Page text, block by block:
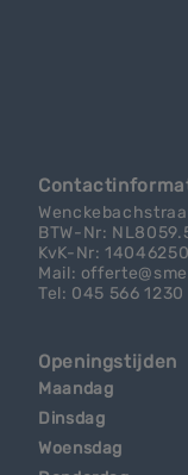
BTW-Nr:
KvK-Nr: 14046250
Mail:
Tel: 045 566 1230
Openingstijden
Maandag
Dinsdag
Woensdag